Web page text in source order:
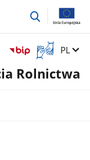
przejdź
Otwórz
okno
z
Zmień
PL
Rolnictwa